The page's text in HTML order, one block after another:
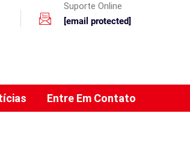
Suporte Online
[email protected]
Entre Em Contato